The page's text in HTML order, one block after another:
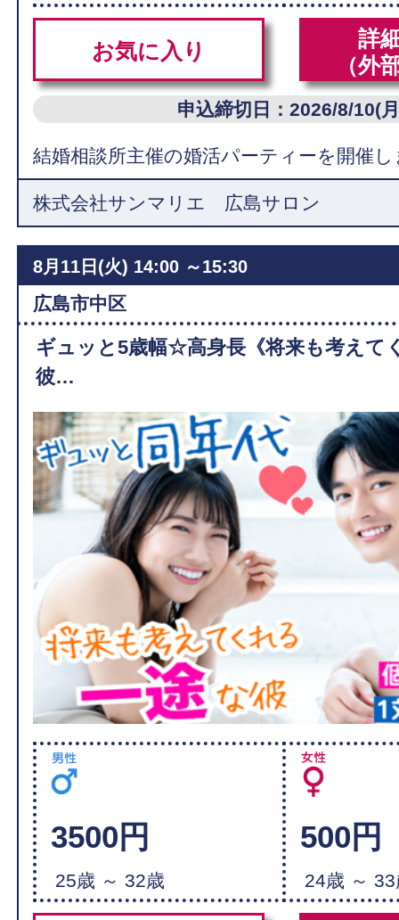
お気に入り
詳
（外
申込締切日：2026/8/10(
結婚相談所主催の婚活パーティーを開催
株式会社サンマリエ 広島サロン
8月11日(火) 14:00 ～15:30
広島市中区
ギュッと5歳幅☆高身長《将来も考えて
彼…
3500円
25歳 ～ 32歳
500円
24歳 ～